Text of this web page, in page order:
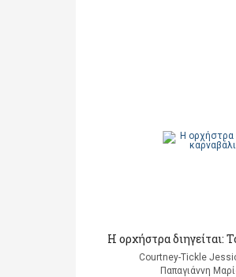
Η ορχήστρα διηγείται:
Courtney-Tickle
Παπαγιάννη